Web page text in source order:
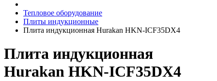
Тепловое оборудование
Плиты индукционные
Плита индукционная Hurakan HKN-ICF35DX4
Плита индукционная
Hurakan HKN-ICF35DX4